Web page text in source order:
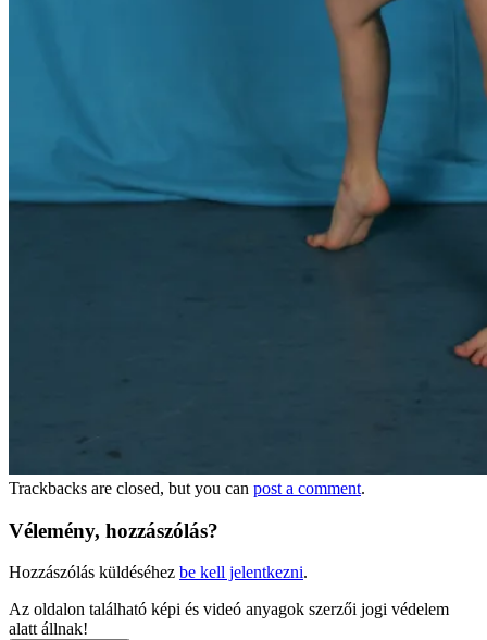
Trackbacks are closed, but you can post a comment.
Vélemény, hozzászólás?
Hozzászólás küldéséhez be kell jelentkezni.
Az oldalon található képi és videó anyagok szerzői jogi védelem
alatt állnak!